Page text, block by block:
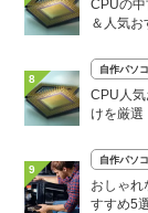
CPUの
＆人気
8
自作パソ
CPU人
けを厳選
9
自作パソ
おしゃれ
すすめ5